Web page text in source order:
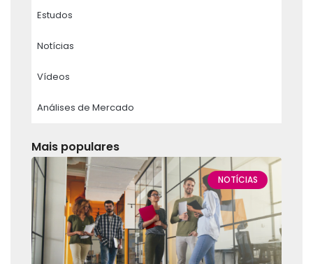
Estudos
Notícias
Vídeos
Análises de Mercado
Mais populares
NOTÍCIAS